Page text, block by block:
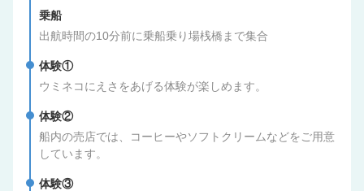
乗船
出航時間の10分前に乗船乗り場桟橋まで集合
体験①
ウミネコにえさをあげる体験が楽しめます。
体験②
船内の売店では、コーヒーやソフトクリームなどをご用意
しています。
体験③